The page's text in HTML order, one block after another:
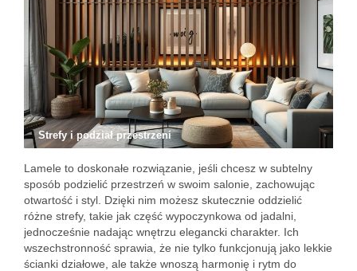
Strefy i podział przestrzeni
Lamele to doskonałe rozwiązanie, jeśli chcesz w subtelny
sposób podzielić przestrzeń w swoim salonie, zachowując
otwartość i styl. Dzięki nim możesz skutecznie oddzielić
różne strefy, takie jak część wypoczynkowa od jadalni,
jednocześnie nadając wnętrzu elegancki charakter. Ich
wszechstronność sprawia, że nie tylko funkcjonują jako lekkie
ścianki działowe, ale także wnoszą harmonię i rytm do